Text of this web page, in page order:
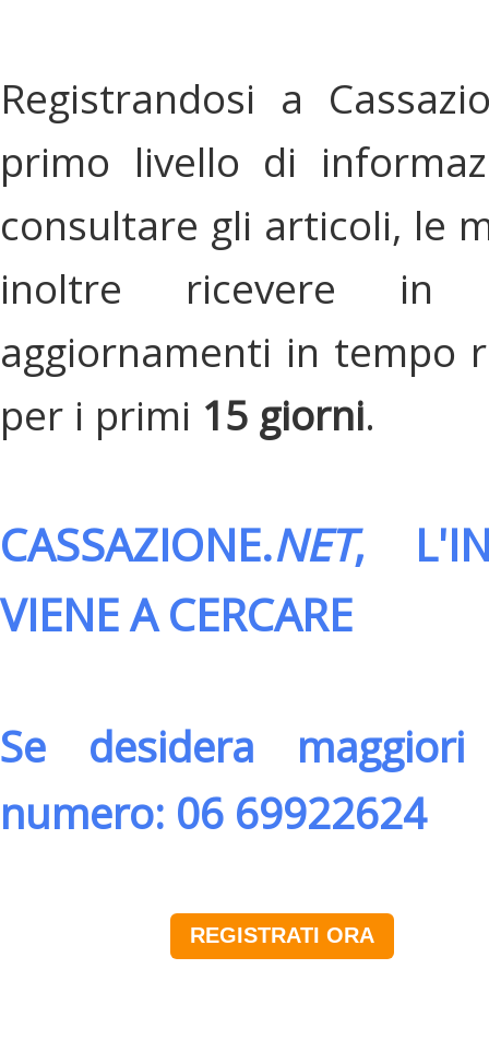
Registrandosi a
primo livello di
consultare gli articoli, le
inoltre ricevere in
aggiornamenti in tempo
per i primi 15 giorni.
CASSAZIONE.NET,
VIENE A CERCARE
Se desidera
numero: 06 69922624
REGISTRATI ORA